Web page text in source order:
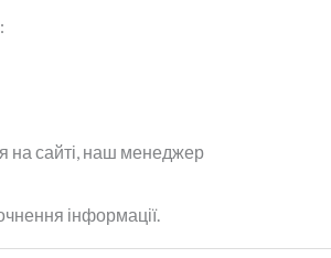
на сайті, наш менеджер
інформації.